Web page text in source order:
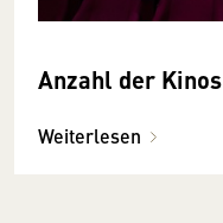
Anzahl der Kinos
Weiterlesen